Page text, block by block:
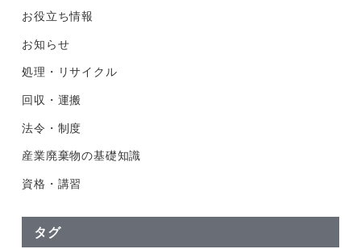
お役立ち情報
お知らせ
処理・リサイクル
回収・運搬
法令・制度
産業廃棄物の基礎知識
資格・講習
タグ